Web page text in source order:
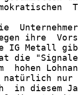
ihre
IG Metall
die
hohen
in diesem